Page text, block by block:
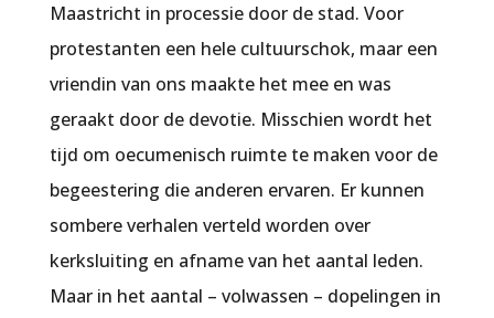
Maastricht in processie door de stad. Voor
protestanten een hele cultuurschok, maar een
vriendin van ons maakte het mee en was
geraakt door de devotie. Misschien wordt het
tijd om oecumenisch ruimte te maken voor de
begeestering die anderen ervaren. Er kunnen
sombere verhalen verteld worden over
kerksluiting en afname van het aantal leden.
Maar in het aantal – volwassen – dopelingen in